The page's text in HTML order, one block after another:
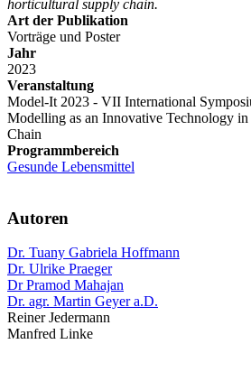
horticultural supply chain.
Art der Publikation
Vorträge und Poster
Jahr
2023
Veranstaltung
Model-It 2023 - VII International
Modelling as an Innovative Technology
Chain
Programmbereich
Gesunde Lebensmittel
Autoren
Dr. Tuany Gabriela Hoffmann
Dr. Ulrike Praeger
Dr Pramod Mahajan
Dr. agr. Martin Geyer a.D.
Reiner Jedermann
Manfred Linke